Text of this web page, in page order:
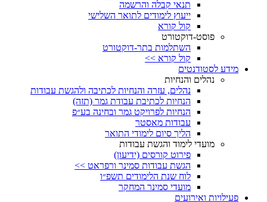
תנאי קבלה והרשמה
ייעוץ לימודים לתואר השלישי
קול קורא
פוסט-דוקטורט
השתלמות בתר-דוקטורט
קול קורא >>
מידע לסטודנטים
נהלים והנחיות
נהלים, עזרה והנחיות לכתיבה ולהגשת עבודות
הנחיות לכתיבת עבודת גמר (תזה)
הנחיות לפרויקט גמר ובחינה בע״פ
עבודות מאסטר
הליך סיום לימודי התואר
מועדי לימוד והגשת עבודות
פירוט קורסים (ידיעון)
הגשת עבודות סמינר ורפראט >>
לוח שנת הלימודים תשפ״ו
מועדי סמינר המחקר
פעילויות ואירועים